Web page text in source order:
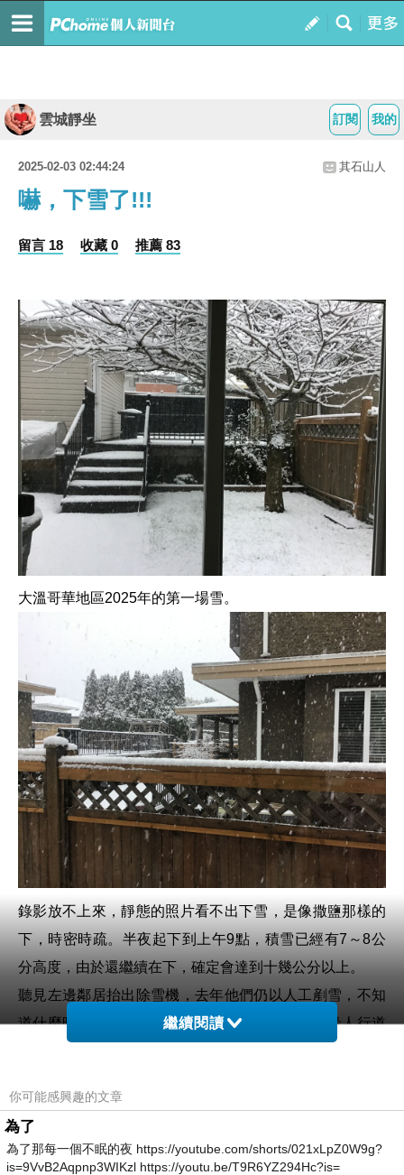
我的
訂閱
雲城靜坐
2025-02-03 02:44:24 其石山人
嚇，下雪了!!!
留言 18 收藏 0 推薦 83
大溫哥華地區2025年的第一場雪。
錄影放不上來，靜態的照片看不出下雪，是像撒鹽那樣的
下，時密時疏。半夜起下到上午9點，積雪已經有7～8公
分高度，由於還繼續在下，確定會達到十幾公分以上。
聽見左邊鄰居抬出除雪機，去年他們仍以人工剷雪，不知
道什麼時候買了這一台機器。電動的果然好用，沿人行道
落雪也減少到0.3公分，我們將搶這個時機去剷雪、撒鹽。
雪一直不斷在下，明早週一，依法例規定，上午10時以前
必須清除門前人行道的積雪，然後週二、週三、四、五、
繼續閱讀
你可能感興趣的文章
為了
為了那每一個不眠的夜 https://youtube.com/shorts/021xLpZ0W9g?
is=9VvB2Aqpnp3WIKzl https://youtu.be/T9R6YZ294Hc?is=